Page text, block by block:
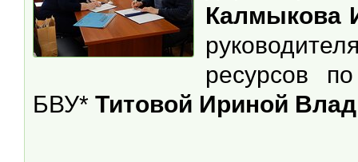
Калмыкова
ресурсов
БВУ* Титовой Ириной